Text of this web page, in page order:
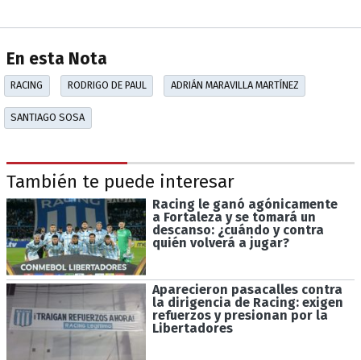
En esta Nota
RACING RODRIGO DE PAUL ADRIÁN MARAVILLA MARTÍNEZ
SANTIAGO SOSA
También te puede interesar
Racing le ganó agónicamente
a Fortaleza y se tomará un
descanso: ¿cuándo y contra
quién volverá a jugar?
Aparecieron pasacalles contra
la dirigencia de Racing: exigen
refuerzos y presionan por la
Libertadores